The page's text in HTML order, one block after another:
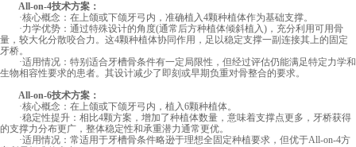
All-on-4技术方案：
·核心概念：在上颌或下颌牙弓内，准确植入4颗种植体作为基础支撑。
·力学优势：通过特殊设计的角度(通常后方种植体倾斜植入)，充分利用可用骨
量，较大化分散咬合力。这4颗种植体协同作用，足以稳定支撑一副连接其上的固定
牙桥。
·适用情况：特别适合牙槽骨条件有一定局限性，但经过评估仍能满足特定力学和
生物相容性要求的患者。其设计减少了即刻或早期负重对骨整合的要求。
All-on-6技术方案：
·核心概念：在上颌或下颌牙弓内，植入6颗种植体。
·稳定性提升：相比4颗方案，增加了种植体数量，意味着支撑点更多，牙桥获得
的支撑力分布更广，整体稳定性和承重潜力通常更优。
·适用情况：常适用于牙槽骨条件略逊于理想全固定种植要求，但优于All-on-4方